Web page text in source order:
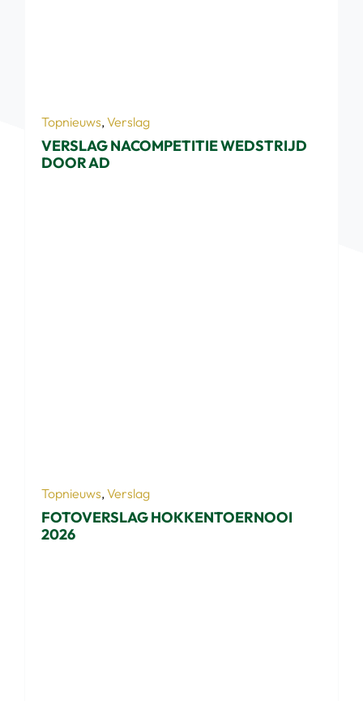
Topnieuws,Verslag
VERSLAG NACOMPETITIE WEDSTRIJD
DOOR AD
Topnieuws,Verslag
FOTOVERSLAG HOKKENTOERNOOI
2026